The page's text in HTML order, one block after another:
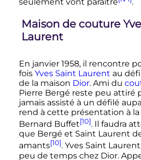
seulement vont paraître
.
Maison de couture
Laurent
En janvier 1958, il rencontre
fois Yves Saint Laurent au
de la maison Dior. Ami du
Pierre Bergé reste peu attiré
jamais assisté à un défilé
rend à cette présentation à
Bernard Buffet[10]. Il faudra
que Bergé et Saint Laurent
amants[10]. Yves Saint
peu de temps chez Dior.